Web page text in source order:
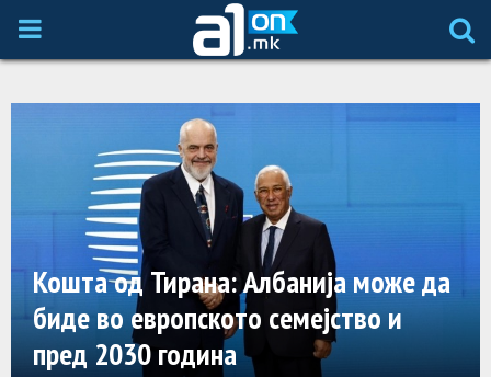
P
A
R
Кошта од Тирана: Албанија може да
биде во европското семејство и
пред 2030 година